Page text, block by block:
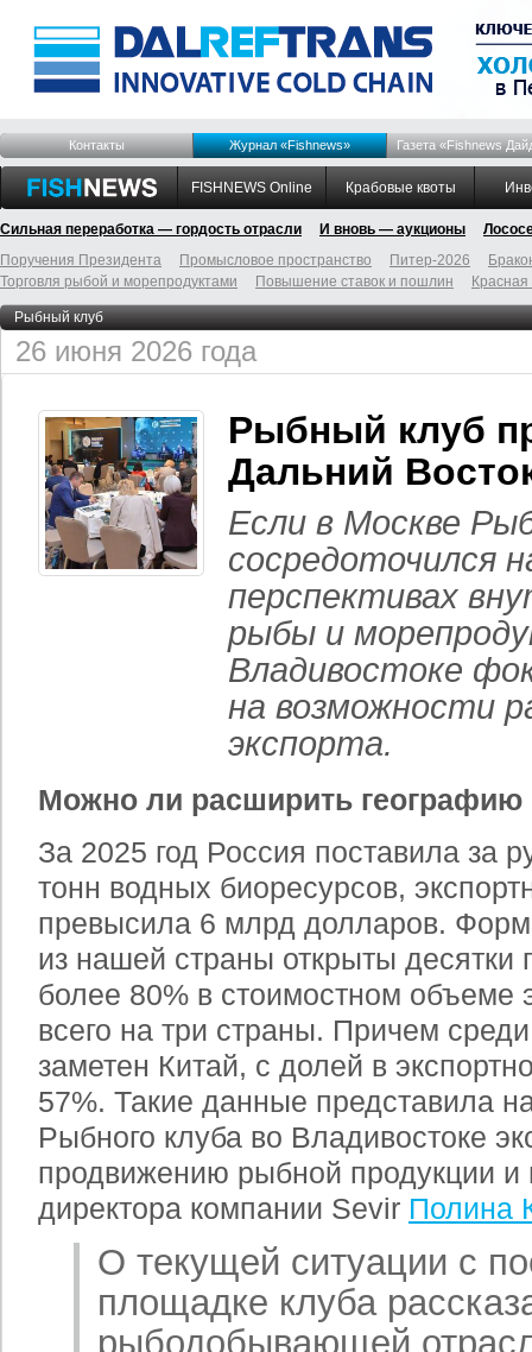
Контакты Журнал «Fishnews» Газета «Fishnews
FISHNEWS Online Крабовые квоты
Сильная переработка — гордость отрасли И вновь — аукционы
Поручения Президента
Промысловое пространство Питер-2026
Торговля рыбой и морепродуктами
Повышение ставок и пошлин
Рыбный клуб
26 июня 2026 года
Рыбный клуб
Дальний
Если в Москве
сосредоточился
перспективах
рыбы и
Владивостоке
на возможности
экспорта.
Можно ли расширить географию
За 2025 год Россия поставила за
тонн водных биоресурсов,
превысила 6 млрд долларов.
из нашей страны открыты десятки
более 80% в стоимостном объеме
всего на три страны. Причем
заметен Китай, с долей в
57%. Такие данные представила
Рыбного клуба во Владивостоке
продвижению рыбной продукции и
директора компании Sevir Полина
О текущей ситуации с
площадке клуба
рыбодобывающей